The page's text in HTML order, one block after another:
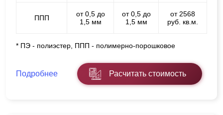
ППП
от 0,5 до
1,5 мм
от 0,5 до
1,5 мм
от 2568
руб. кв.м.
* ПЭ - полиэстер, ППП - полимерно-порошковое
Подробнее Расчитать стоимость